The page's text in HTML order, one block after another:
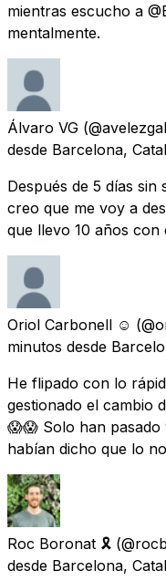
mientras escucho a
mentalmente.
Álvaro VG
desde Barcelona,
Después de 5 días
creo que me voy a
que llevo 10 años con
Oriol Carbonell ☺️
minutos desde
He flipado con lo
gestionado el cambio
😱😱 Solo han
habían dicho que lo
Roc Boronat 🎗
desde Barcelona,